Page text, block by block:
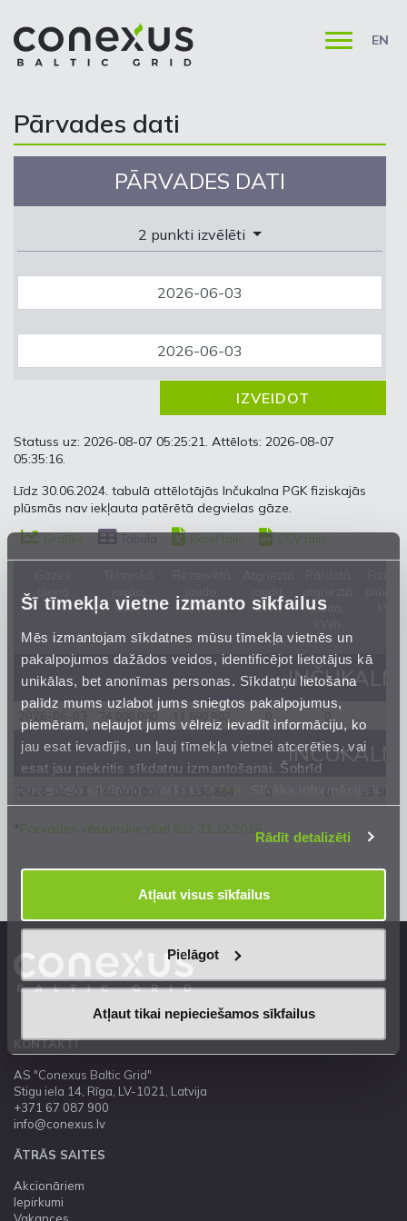
Šī tīmekļa vietne izmanto sīkfailus
Mēs izmantojam sīkdatnes mūsu tīmekļa vietnēs un
pakalpojumos dažādos veidos, identificējot lietotājus kā
unikālas, bet anonīmas personas. Sīkdatņu lietošana
palīdz mums uzlabot jums sniegtos pakalpojumus,
piemēram, neļaujot jums vēlreiz ievadīt informāciju, ko
jau esat ievadījis, un ļauj tīmekļa vietnei atcerēties, vai
esat jau piekritis sīkdatņu izmantošanai. Šobrīd
izmantoto sīkdatņu apraksts ir
šeit
. Sīkāka informācija ir
mūsuPrivātuma atrunā.
Rādīt detalizēti
Atļaut visus sīkfailus
Pielāgot
Atļaut tikai nepieciešamos sīkfailus
EN
Pārvades dati
PĀRVADES DATI
2 punkti izvēlēti
Statuss uz: 2026-08-07 05:25:21. Attēlots: 2026-08-07
05:35:16.
Līdz 30.06.2024. tabulā attēlotājās Inčukalna PGK fiziskajās
plūsmās nav iekļauta patērētā degvielas gāze.
Grafiks Excel fails CSV fails
kWh
kWh
kWh
jauda,
74 000 000 11 690 902 0
2026-06-03 160 000 000 113 336 884 0 0 93 563
*Pārvades vēsturiskie dati līdz 31.12.2019
KONTAKTI
AS "Conexus Baltic Grid"
Stigu iela 14, Rīga, LV-1021, Latvija
+371 67 087 900
info@conexus.lv
ĀTRĀS SAITES
Akcionāriem
Iepirkumi